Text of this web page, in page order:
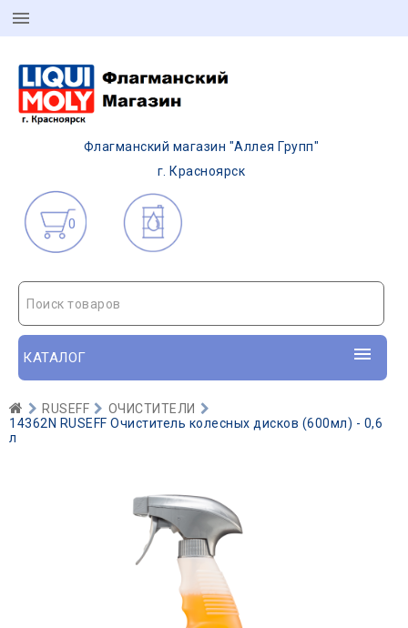
Флагманский магазин "Аллея Групп"
г. Красноярск
0
Поиск товаров
КАТАЛОГ
RUSEFF
ОЧИСТИТЕЛИ
14362N RUSEFF Очиститель колесных дисков (600мл) - 0,6
л